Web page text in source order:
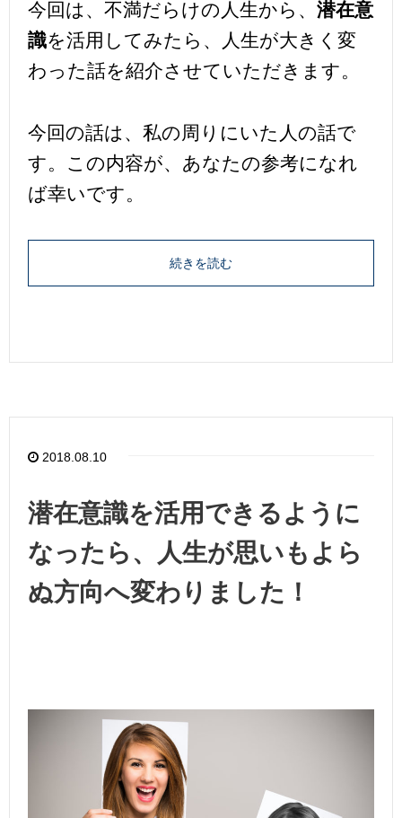
今回は、不満だらけの人生から、 潜在意
識を活用してみたら、人生が大きく変
わった話を紹介させていただきます。
今回の話は、私の周りにいた人の話で
す。この内容が、あなたの参考になれ
ば幸いです。
続きを読む
2018.08.10
潜在意識を活用できるように
なったら、人生が思いもよら
ぬ方向へ変わりました！